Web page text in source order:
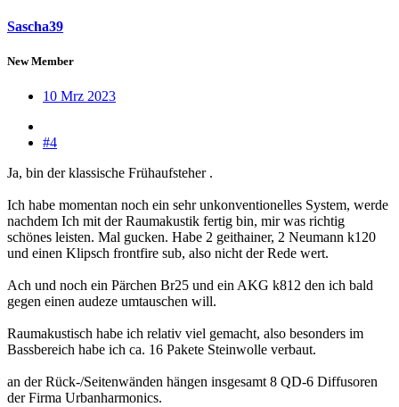
Sascha39
New Member
10 Mrz 2023
#4
Ja, bin der klassische Frühaufsteher .
Ich habe momentan noch ein sehr unkonventionelles System, werde
nachdem Ich mit der Raumakustik fertig bin, mir was richtig
schönes leisten. Mal gucken. Habe 2 geithainer, 2 Neumann k120
und einen Klipsch frontfire sub, also nicht der Rede wert.
Ach und noch ein Pärchen Br25 und ein AKG k812 den ich bald
gegen einen audeze umtauschen will.
Raumakustisch habe ich relativ viel gemacht, also besonders im
Bassbereich habe ich ca. 16 Pakete Steinwolle verbaut.
an der Rück-/Seitenwänden hängen insgesamt 8 QD-6 Diffusoren
der Firma Urbanharmonics.